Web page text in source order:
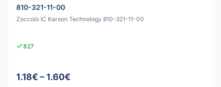
810-321-11-00
Zoccolo IC Karson Technology 810-321-11-00
827
1.18€ – 1.60€